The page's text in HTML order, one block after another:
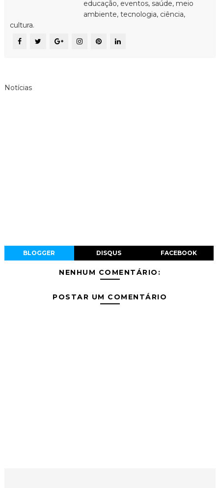
educação, eventos, saúde, meio
ambiente, tecnologia, ciência,
cultura.
Notícias
BLOGGER DISQUS FACEBOOK
NENHUM COMENTÁRIO:
POSTAR UM COMENTÁRIO